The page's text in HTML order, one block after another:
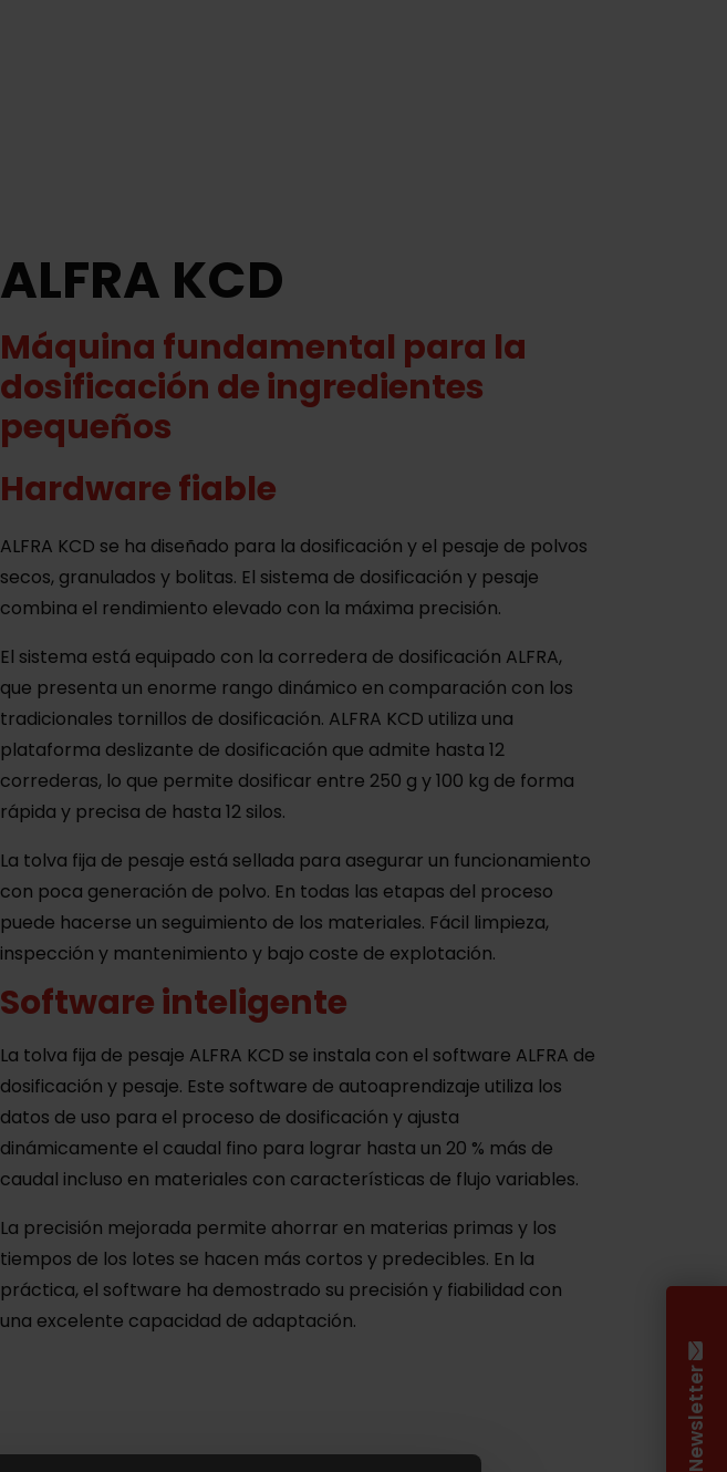
ALFRA KCD
Máquina fundamental para la
dosificación de ingredientes
pequeños
Hardware fiable
ALFRA KCD se ha diseñado para la dosificación y el pesaje de polvos
secos, granulados y bolitas. El sistema de dosificación y pesaje
combina el rendimiento elevado con la máxima precisión.
El sistema está equipado con la corredera de dosificación ALFRA,
que presenta un enorme rango dinámico en comparación con los
tradicionales tornillos de dosificación. ALFRA KCD utiliza una
plataforma deslizante de dosificación que admite hasta 12
correderas, lo que permite dosificar entre 250 g y 100 kg de forma
rápida y precisa de hasta 12 silos.
La tolva fija de pesaje está sellada para asegurar un funcionamiento
con poca generación de polvo. En todas las etapas del proceso
puede hacerse un seguimiento de los materiales. Fácil limpieza,
inspección y mantenimiento y bajo coste de explotación.
Software inteligente
La tolva fija de pesaje ALFRA KCD se instala con el software ALFRA de
dosificación y pesaje. Este software de autoaprendizaje utiliza los
datos de uso para el proceso de dosificación y ajusta
dinámicamente el caudal fino para lograr hasta un 20 % más de
caudal incluso en materiales con características de flujo variables.
La precisión mejorada permite ahorrar en materias primas y los
tiempos de los lotes se hacen más cortos y predecibles. En la
práctica, el software ha demostrado su precisión y fiabilidad con
una excelente capacidad de adaptación.
Newsletter